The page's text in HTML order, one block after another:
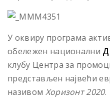
У оквиру програма
обележен национални
клубу Центра за
представљен највећи
називом Хоризонт 2020.